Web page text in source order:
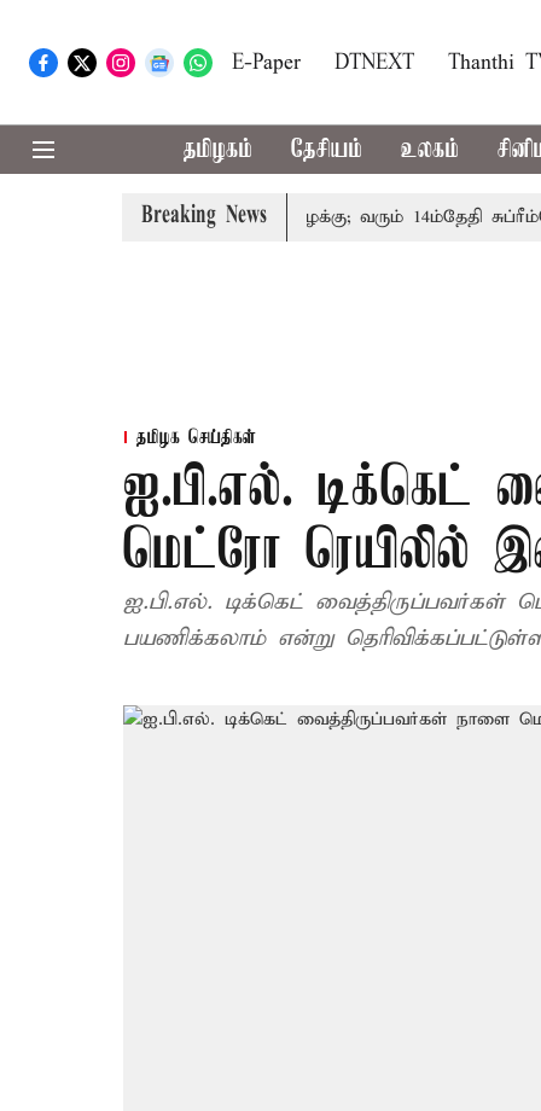
E-Paper DTNEXT Thanthi
தமிழகம் தேசியம் உலகம்
Breaking News
அரசுப்பணி வழக்கு; வரும் 14ம்தேதி
தமிழக செய்திகள்
ஐ.பி.எல். டிக்கெட்
மெட்ரோ ரெயிலில்
ஐ.பி.எல். டிக்கெட்
பயணிக்கலாம் என்று